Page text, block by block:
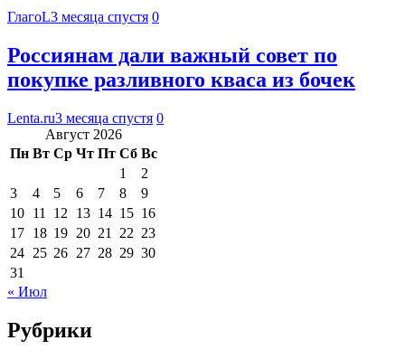
ГлагоL3 месяца спустя 0
Россиянам дали важный совет по
покупке разливного кваса из бочек
Lenta.ru3 месяца спустя 0
Август 2026
Пн Вт Ср Чт Пт Сб Вс
1
2
3
4 5 6 7 8
9
10 11 12 13 14 15 16
17 18 19 20 21 22 23
24 25 26 27 28 29 30
31
« Июл
Рубрики